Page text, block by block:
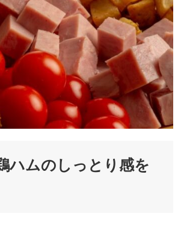
ハムのしっとり感を